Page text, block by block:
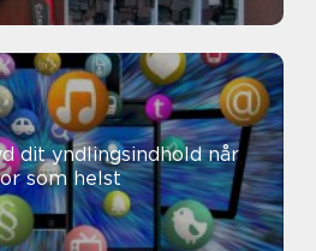
dit yndlingsindhold når
som helst